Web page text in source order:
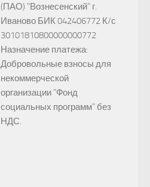
(ПАО) "Вознесенский" г.
Иваново БИК 042406772 К/с
30101810800000000772
Назначение платежа:
Добровольные взносы для
некоммерческой
организации "Фонд
социальных программ" без
НДС.